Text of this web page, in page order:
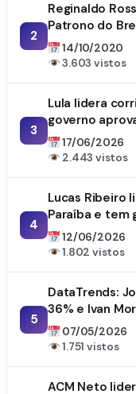
2
Reginaldo
Patrono do
14/10/2020
3.603 vistos
3
Lula lidera
governo
17/06/2026
2.443 vistos
4
Lucas Ribeiro
Paraíba e tem
DataTrends
12/06/2026
1.802 vistos
5
DataTrends:
36% e Ivan
07/05/2026
1.751 vistos
ACM Neto